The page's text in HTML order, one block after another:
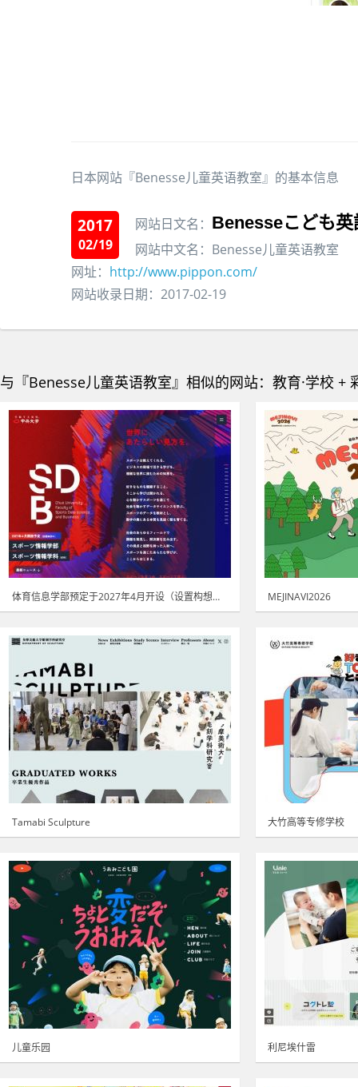
日本网站『Benesse儿童英语教室』的基本信息
2017
02/19
网站日文名： Benesseこども英
网站中文名：Benesse儿童英语教室
网址： http://www.pippon.com/
网站收录日期：2017-02-19
与『Benesse儿童英语教室』相似的网站：教育·学校 +
体育信息学部预定于2027年4月开设（设置构想中） MEJINAVI2026
Tamabi Sculpture 大竹高等专修学校
儿童乐园 利尼埃什雷